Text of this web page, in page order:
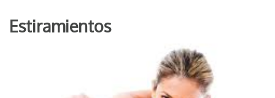
Estiramientos